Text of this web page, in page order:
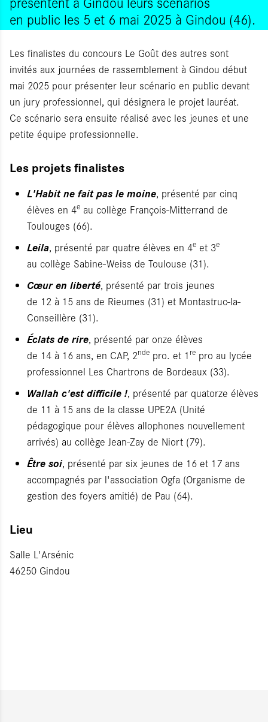
en public les 5 et 6 mai 2025 à Gindou (46).
Les finalistes du concours Le Goût des autres sont
invités aux journées de rassemblement à Gindou début
mai 2025 pour présenter leur scénario en public devant
un jury professionnel, qui désignera le projet lauréat.
Ce scénario sera ensuite réalisé avec les jeunes et une
petite équipe professionnelle.
Les projets finalistes
L'Habit ne fait pas le moine, présenté par cinq
élèves en 4eau collège François-Mitterrand de
Toulouges (66).
Leila, présenté par quatre élèves en 4eet 3e
au collège Sabine-Weiss de Toulouse (31).
Cœur en liberté, présenté par trois jeunes
de 12 à 15 ans de Rieumes (31) et Montastruc-la-
Conseillère (31).
Éclats de rire, présenté par onze élèves
de 14 à 16 ans, en CAP, 2ndepro. et 1 repro au lycée
professionnel Les Chartrons de Bordeaux (33).
Wallah c'est difficile !, présenté par quatorze élèves
de 11 à 15 ans de la classe UPE2A (Unité
pédagogique pour élèves allophones nouvellement
arrivés) au collège Jean-Zay de Niort (79).
Être soi, présenté par six jeunes de 16 et 17 ans
accompagnés par l'association Ogfa (Organisme de
gestion des foyers amitié) de Pau (64).
Lieu
Salle L'Arsénic
46250 Gindou